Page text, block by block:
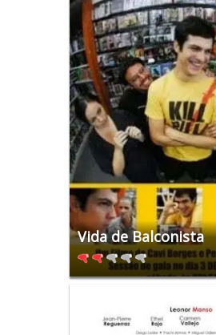
Vida de Balconista